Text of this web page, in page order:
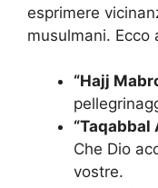
esprimere
musulmani. Ecco
“Hajj
Che Dio
vostre.